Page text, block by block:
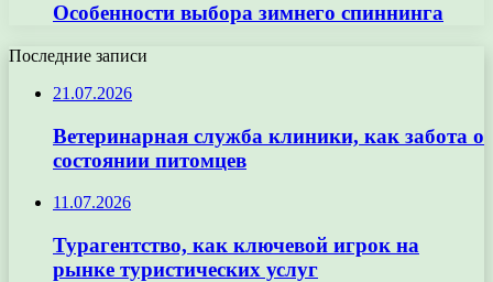
Особенности выбора зимнего спиннинга
Последние записи
21.07.2026
Ветеринарная служба клиники, как забота о
состоянии питомцев
11.07.2026
Турагентство, как ключевой игрок на
рынке туристических услуг